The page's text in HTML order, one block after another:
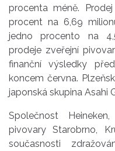
procenta méně.
procent na 6,69
jedno procento na
prodeje zveřejní
finanční výsledky
koncem června.
japonská skupina Asahi
Společnost
pivovary Starobrno,
současnosti